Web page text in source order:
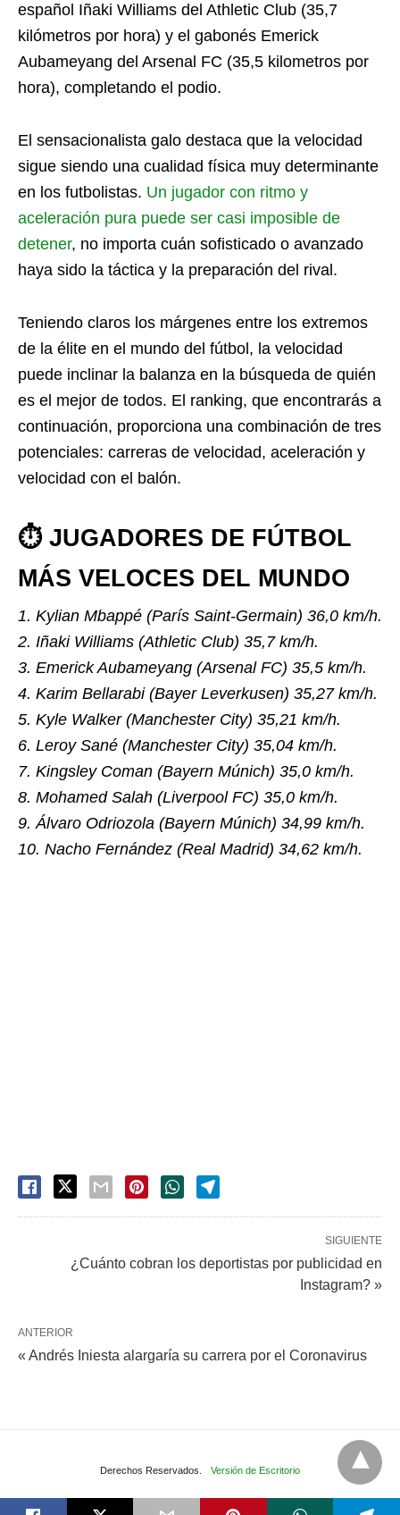
español Iñaki Williams del Athletic Club (35,7
kilómetros por hora) y el gabonés Emerick
Aubameyang del Arsenal FC (35,5 kilometros por
hora), completando el podio.
El sensacionalista galo destaca que la velocidad
sigue siendo una cualidad física muy determinante
en los futbolistas. Un jugador con ritmo y
aceleración pura puede ser casi imposible de
detener, no importa cuán sofisticado o avanzado
haya sido la táctica y la preparación del rival.
Teniendo claros los márgenes entre los extremos
de la élite en el mundo del fútbol, la velocidad
puede inclinar la balanza en la búsqueda de quién
es el mejor de todos. El ranking, que encontrarás a
continuación, proporciona una combinación de tres
potenciales: carreras de velocidad, aceleración y
velocidad con el balón.
⏱ JUGADORES DE FÚTBOL
MÁS VELOCES DEL MUNDO
1. Kylian Mbappé (París Saint-Germain) 36,0 km/h.
2. Iñaki Williams (Athletic Club) 35,7 km/h.
3. Emerick Aubameyang (Arsenal FC) 35,5 km/h.
4. Karim Bellarabi (Bayer Leverkusen) 35,27 km/h.
5. Kyle Walker (Manchester City) 35,21 km/h.
6. Leroy Sané (Manchester City) 35,04 km/h.
7. Kingsley Coman (Bayern Múnich) 35,0 km/h.
8. Mohamed Salah (Liverpool FC) 35,0 km/h.
9. Álvaro Odriozola (Bayern Múnich) 34,99 km/h.
10. Nacho Fernández (Real Madrid) 34,62 km/h.
SIGUIENTE
¿Cuánto cobran los deportistas por publicidad en
Instagram? »
ANTERIOR
« Andrés Iniesta alargaría su carrera por el Coronavirus
Derechos Reservados. Versión de Escritorio